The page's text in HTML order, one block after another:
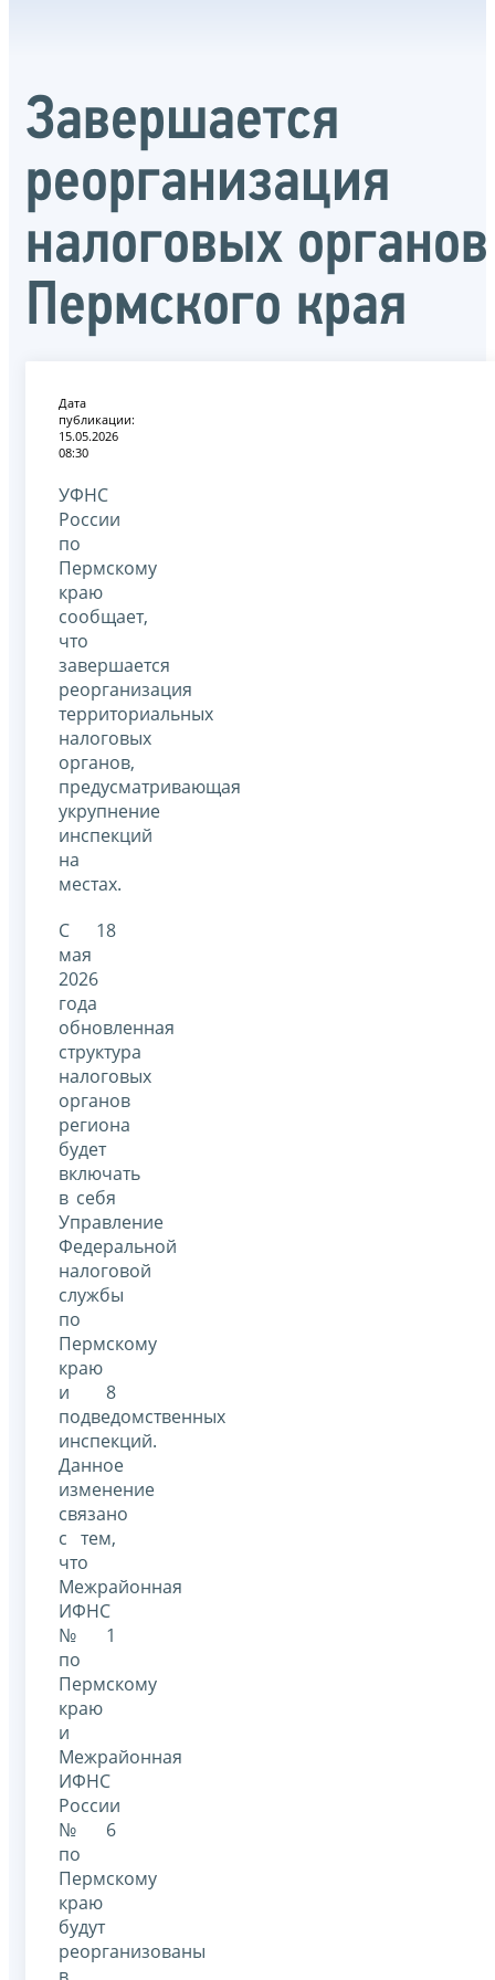
Завершается
реорганизация
налоговых органов
Пермского края
Дата
публикации:
15.05.2026
08:30
УФНС
России
по
Пермскому
краю
сообщает,
что
завершается
реорганизация
территориальных
налоговых
органов,
предусматривающая
укрупнение
инспекций
на
местах.
С 18
мая
2026
года
обновленная
структура
налоговых
органов
региона
будет
включать
в себя
Управление
Федеральной
налоговой
службы
по
Пермскому
краю
и 8
подведомственных
инспекций.
Данное
изменение
связано
с тем,
что
Межрайонная
ИФНС
№ 1
по
Пермскому
краю
и
Межрайонная
ИФНС
России
№ 6
по
Пермскому
краю
будут
реорганизованы
в